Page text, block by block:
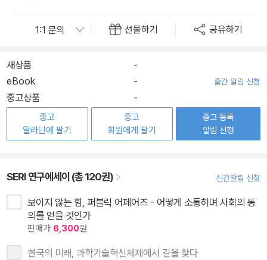
선물하기 공유하기
새상품
-
eBook
- 출간 알림 신청
중고상품 -
중고
알라딘에 팔기
중고
회원에게 팔기
중고 등록
알림 신청
SERI 연구에세이 (총 120권) 신간알림 신청
보이지 않는 힘, 퍼블릭 어페어즈 - 어떻게 소통하며 사회의 동
의를 얻을 것인가
판매가 6,300원
한국의 미래, 과학기술혁신체제에서 길을 찾다